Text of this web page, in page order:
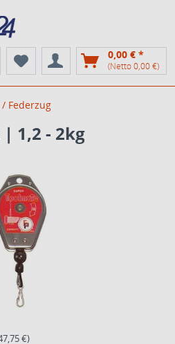
0,00 € *
(Netto 0,00 €)
Federzug
| 1,2 - 2kg
€)